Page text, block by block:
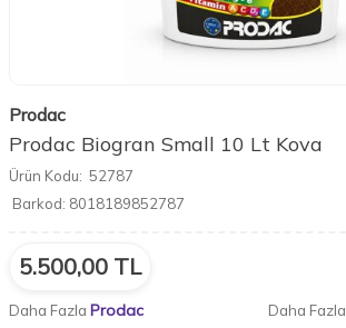
Prodac
Prodac Biogran Small 10 Lt Kova
Ürün Kodu: 52787
Barkod: 8018189852787
5.500,00 TL
Daha Fazla Prodac Daha Fazla